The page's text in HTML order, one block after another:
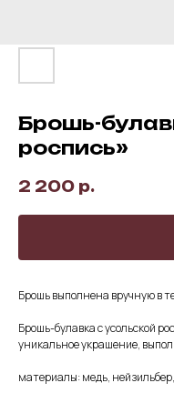
Брошь-
роспись»
2 200 р.
Брошь выполнена вручную в
Брошь-булавка с усольской
уникальное украшение,
материалы: медь,